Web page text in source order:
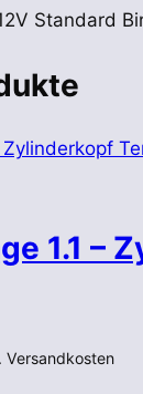
Standard
1.1 –
Versandkosten